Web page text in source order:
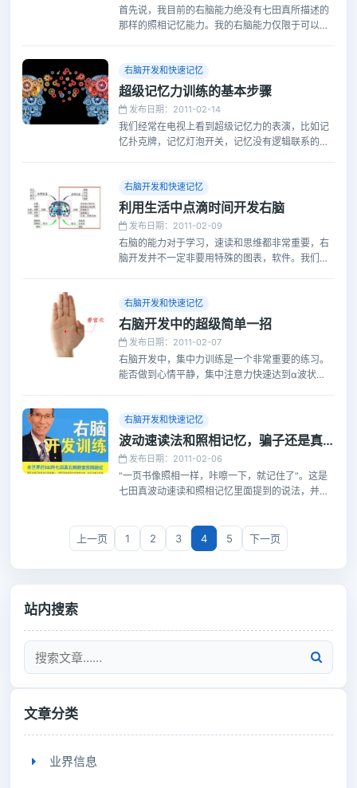
首先说，我目前的右脑能力绝没有七田真所描述的
那样的照相记忆能力。我的右脑能力仅限于可以通
友可以就此打住了，或者当做班门弄斧的笑料。
右脑开发和快速记忆
超级记忆力训练的基本步骤
发布日期：2011-02-14
我们经常在电视上看到超级记忆力的表演，比如记
忆扑克牌，记忆灯泡开关，记忆没有逻辑联系的词
级记忆力的培养并不是那么神秘，一般都是下面这
些步骤：
右脑开发和快速记忆
利用生活中点滴时间开发右脑
发布日期：2011-02-09
右脑的能力对于学习，速读和思维都非常重要，右
脑开发并不一定非要用特殊的图表，软件。我们在
右脑开发和快速记忆
右脑开发中的超级简单一招
发布日期：2011-02-07
右脑开发中，集中力训练是一个非常重要的练习。
能否做到心情平静，集中注意力快速达到α波状
友都忽略了，导致右脑训练停滞不前。
右脑开发和快速记忆
波动速读法和照相记忆，骗子还是真的
发布日期：2011-02-06
“一页书像照相一样，咔嚓一下，就记住了”。这是
七田真波动速读和照相记忆里面提到的说法，并且
力。是啊，有了这样的能力，谁还怕目前这种应试
教育呢？
上一页 1 2 3 4 5 下一页
站内搜索
文章分类
业界信息